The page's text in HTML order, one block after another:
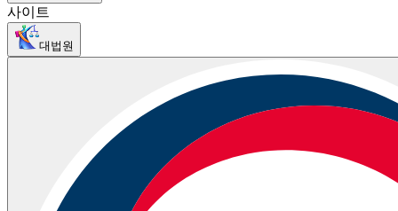
사이트
대법원